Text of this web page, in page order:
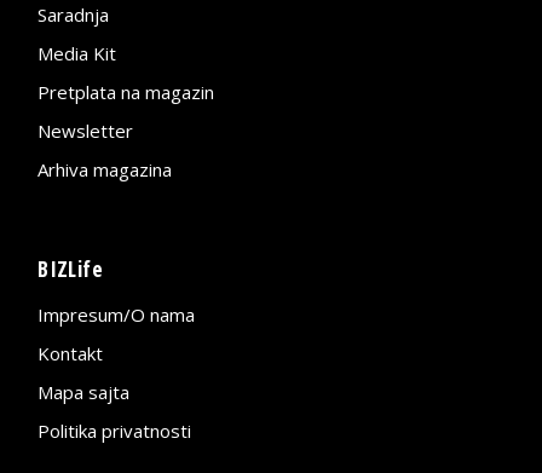
Saradnja
Media Kit
Pretplata na magazin
Newsletter
Arhiva magazina
BIZLife
Impresum/O nama
Kontakt
Mapa sajta
Politika privatnosti